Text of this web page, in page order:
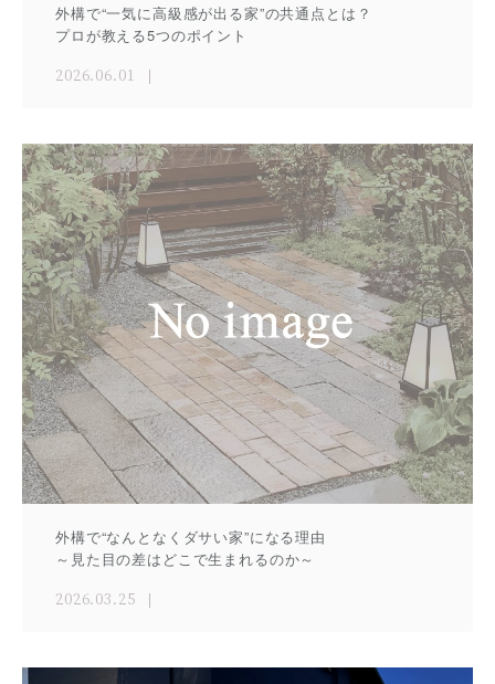
外構で“一気に高級感が出る家”の共通点とは？
プロが教える5つのポイント
2026.06.01
外構で“なんとなくダサい家”になる理由
～見た目の差はどこで生まれるのか～
2026.03.25